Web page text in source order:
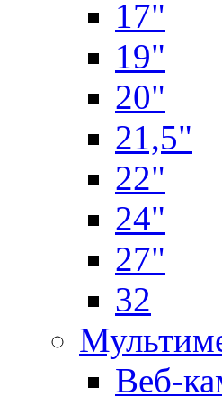
17"
19"
20"
21,5"
22"
24"
27"
32
Веб-